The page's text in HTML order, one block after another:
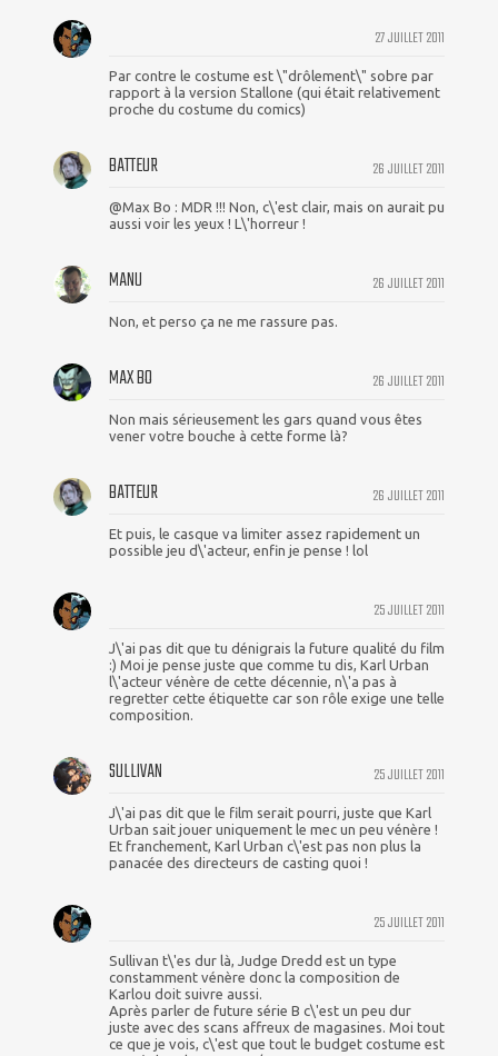
27 JUILLET 2011
Par contre le costume est \"drôlement\" sobre par
rapport à la version Stallone (qui était relativement
proche du costume du comics)
26 JUILLET 2011
BATTEUR
@Max Bo : MDR !!! Non, c\'est clair, mais on aurait pu
aussi voir les yeux ! L\'horreur !
26 JUILLET 2011
MANU
Non, et perso ça ne me rassure pas.
26 JUILLET 2011
MAX BO
Non mais sérieusement les gars quand vous êtes
vener votre bouche à cette forme là?
26 JUILLET 2011
BATTEUR
Et puis, le casque va limiter assez rapidement un
possible jeu d\'acteur, enfin je pense ! lol
25 JUILLET 2011
J\'ai pas dit que tu dénigrais la future qualité du film
:) Moi je pense juste que comme tu dis, Karl Urban
l\'acteur vénère de cette décennie, n\'a pas à
regretter cette étiquette car son rôle exige une telle
composition.
25 JUILLET 2011
SULLIVAN
J\'ai pas dit que le film serait pourri, juste que Karl
Urban sait jouer uniquement le mec un peu vénère !
Et franchement, Karl Urban c\'est pas non plus la
panacée des directeurs de casting quoi !
25 JUILLET 2011
Sullivan t\'es dur là, Judge Dredd est un type
constamment vénère donc la composition de
Karlou doit suivre aussi.
Après parler de future série B c\'est un peu dur
juste avec des scans affreux de magasines. Moi tout
ce que je vois, c\'est que tout le budget costume est